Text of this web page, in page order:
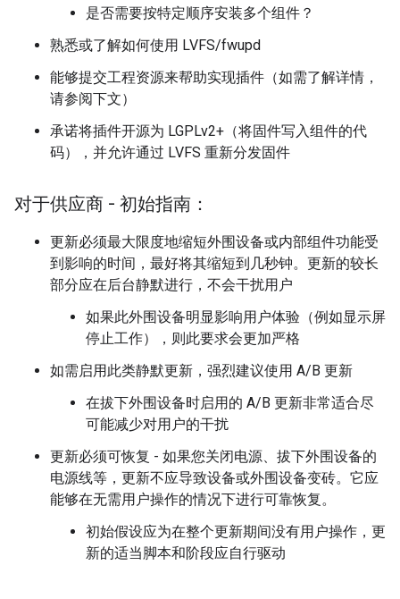
是否需要按特定顺序安装多个组件？
熟悉或了解如何使用 LVFS/fwupd
能够提交工程资源来帮助实现插件（如需了解详情，
请参阅下文）
承诺将插件开源为 LGPLv2+（将固件写入组件的代
码），并允许通过 LVFS 重新分发固件
对于供应商 - 初始指南：
更新必须最大限度地缩短外围设备或内部组件功能受
到影响的时间，最好将其缩短到几秒钟。更新的较长
部分应在后台静默进行，不会干扰用户
如果此外围设备明显影响用户体验（例如显示屏
停止工作），则此要求会更加严格
如需启用此类静默更新，强烈建议使用 A/B 更新
在拔下外围设备时启用的 A/B 更新非常适合尽
可能减少对用户的干扰
更新必须可恢复 - 如果您关闭电源、拔下外围设备的
电源线等，更新不应导致设备或外围设备变砖。它应
能够在无需用户操作的情况下进行可靠恢复。
初始假设应为在整个更新期间没有用户操作，更
新的适当脚本和阶段应自行驱动